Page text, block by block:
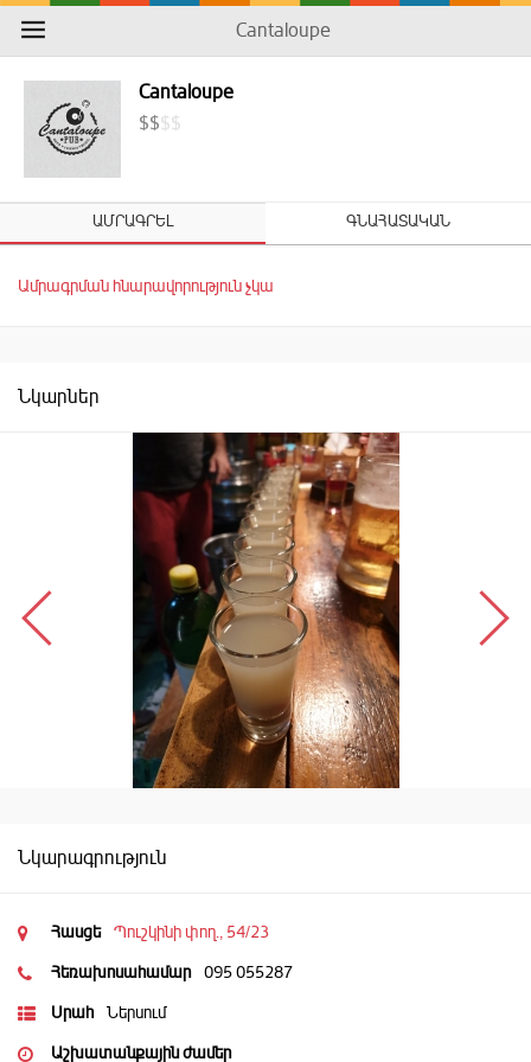
Cantaloupe
Cantaloupe
$$$$
ԱՄՐԱԳՐԵԼ ԳՆԱՀԱՏԱԿԱՆ
Ամրագրման հնարավորություն չկա
Նկարներ
Նկարագրություն
Հասցե
Պուշկինի փող., 54/23
Հեռախոսահամար
095 055287
Սրահ
Ներսում
Աշխատանքային ժամեր